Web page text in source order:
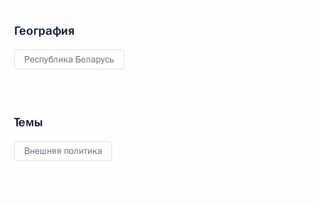
География
Республика Беларусь
Темы
Внешняя политика